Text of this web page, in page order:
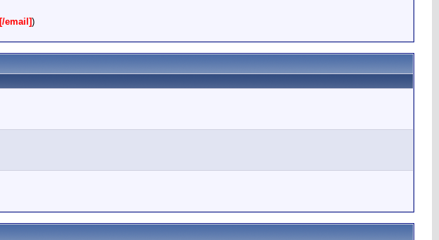
[/email])